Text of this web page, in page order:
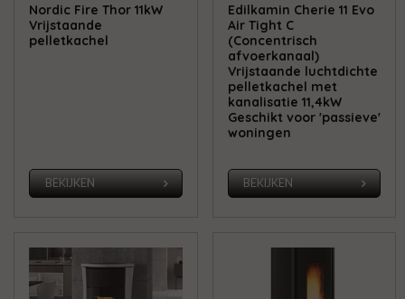
Nordic Fire Thor 11kW
Vrijstaande
pelletkachel
BEKIJKEN
Edilkamin Cherie 11 Evo
Air Tight C
(Concentrisch
afvoerkanaal)
Vrijstaande luchtdichte
pelletkachel met
kanalisatie 11,4kW
Geschikt voor 'passieve'
woningen
BEKIJKEN